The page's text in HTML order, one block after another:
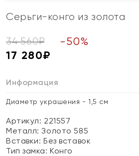
Серьги-конго из золота
34 560₽ -50%
17 280₽
Информация
Диаметр украшения - 1,5 см
Артикул: 221557
Металл:Золото 585
Вставки:Без вставок
Тип замка:Конго